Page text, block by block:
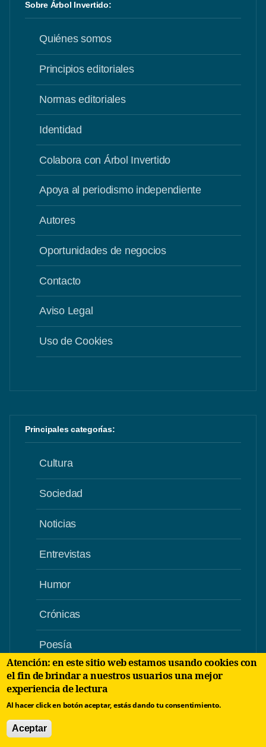
Sobre Árbol Invertido:
Quiénes somos
Principios editoriales
Normas editoriales
Identidad
Colabora con Árbol Invertido
Apoya al periodismo independiente
Autores
Oportunidades de negocios
Contacto
Aviso Legal
Uso de Cookies
Principales categorías:
Cultura
Sociedad
Noticias
Entrevistas
Humor
Crónicas
Poesía
Narrativa
Videos
Atención: en este sitio web estamos usando cookies con
el fin de brindar a nuestros usuarios una mejor
experiencia de lectura
Al hacer click en botón aceptar, estás dando tu consentimiento.
Aceptar